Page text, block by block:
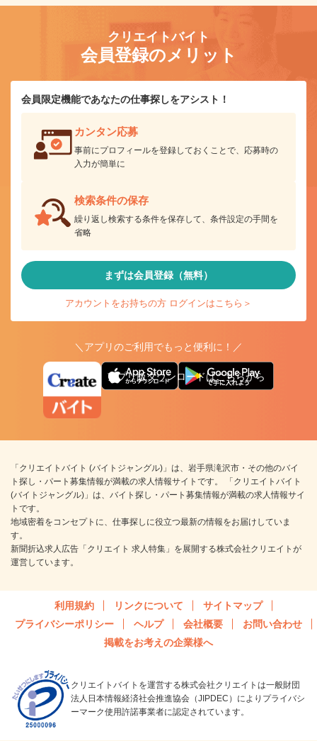
クリエイトバイト
会員登録のメリット
会員限定機能であなたの仕事探しをアシスト！
カンタン応募
事前にプロフィールを登録しておくことで、応募時の
入力が簡単に
検索条件の保存
繰り返し検索する条件を保存して、条件設定の手間を
省略
まずは会員登録（無料）
アカウントをお持ちの方 ログインはこちら＞
＼アプリのご利用でもっと便利に！／
アプリ版ダウンロードはこちらから
「クリエイトバイト (バイトジャングル)」は、岩手県滝沢市・その他のバイ
ト探し・パート募集情報が満載の求人情報サイトです。 「クリエイトバイト
(バイトジャングル)」は、バイト探し・パート募集情報が満載の求人情報サイ
トです。
地域密着をコンセプトに、仕事探しに役立つ最新の情報をお届けしていま
す。
新聞折込求人広告「クリエイト 求人特集」を展開する株式会社クリエイトが
運営しています。
利用規約 リンクについて
サイトマップ
プライバシーポリシー
ヘルプ 会社概要
お問い合わせ
掲載をお考えの企業様へ
クリエイトバイトを運営する株式会社クリエイトは一般財団
法人日本情報経済社会推進協会（JIPDEC）によりプライバシ
ーマーク使用許諾事業者に認定されています。